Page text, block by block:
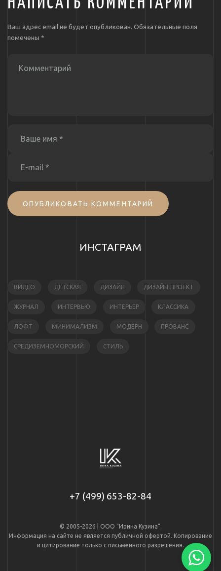
Ваш адрес email не будет опубликован. Обязательные поля
помечены *
ОПУБЛИКОВАТЬ КОММЕНТАРИЙ
ИНСТАГРАМ
ВИДЕО ДЕТСКАЯ ДИЗАЙН ДИЗАЙН-ПРОЕКТ
ЖУРНАЛ ИНТЕРВЬЮ ИНТЕРЬЕР КЛАССИКА
ЛОФТ МИНИМАЛИЗМ МОДЕРН ПРОВАНС
СРЕДИЗЕМНОМОРСКИЙ СТИЛЬ
+7 (499) 653-82-84
© 2005-2026 | ООО "Ирина Кузина".
Информация на сайте не является публичной офертой. Копирование
и цитирование только с письменного разрешения.